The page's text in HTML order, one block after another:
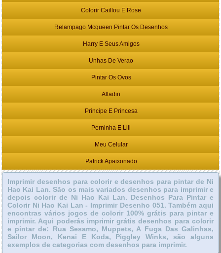
Colorir Caillou E Rose
Relampago Mcqueen Pintar Os Desenhos
Harry E Seus Amigos
Unhas De Verao
Pintar Os Ovos
Alladin
Principe E Princesa
Perninha E Lili
Meu Celular
Patrick Apaixonado
Imprimir desenhos para colorir e desenhos para pintar de Ni
Hao Kai Lan. São os mais variados desenhos para imprimir e
depois colorir de Ni Hao Kai Lan. Desenhos Para Pintar e
Colorir Ni Hao Kai Lan - Imprimir Desenho 051. Também aqui
encontras vários jogos de colorir 100% grátis para pintar e
imprimir. Aqui poderás imprimir grátis desenhos para colorir
e pintar de: Rua Sesamo, Muppets, A Fuga Das Galinhas,
Sailor Moon, Kenai E Koda, Piggley Winks, são alguns
exemplos de categorias com desenhos para imprimir.